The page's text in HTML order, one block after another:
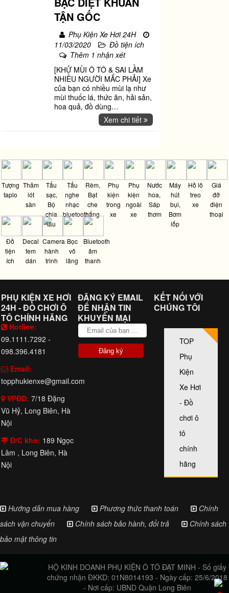
TẬN GỐC
Phụ Kiện Xe Hơi 24H
11/03/2020
Đồ tiện ích
Thêm 1 nhận xét
[KHỬ MÙI Ô TÔ & SAI LẦM
NHIỀU NGƯỜI MẮC PHẢI] Xe
của bạn có nhiều mùi lạ như
mùi thuốc lá, thức ăn, hải sản,
hoa quả, đồ dùng…
Xem chi tiết
Tượng
taplo
Thảm
lót
sàn
Tẩu
sạc,
Bộ
chia
tẩu
Tẩu
nghe
nhạc
bluetooth
Rèm,
Bạt
che
nắng
Phụ
kiện
trong
xe
Phụ
kiện
ngoài
xe
Nước
hoa,
Sáp
thơm
Máy
hút
bụi,
Bơm
lốp
Hồ lô
treo
xe
Giá
đỡ
điện
thoại
Đồ
tiện
ích
Decal
tem
dán
Camera
hành
trình
Bọc
vô
lăng
Bluetooth
âm
thanh
PHỤ KIỆN XE HƠI
24H - ĐỒ CHƠI Ô
TÔ CHÍNH HÃNG
Hotline:
09.1111.7292 -
098.396.4181
Email:
topphukienxe@gmail.com
VPĐD:7/18 Đặng
Vũ Hỷ, Long Biên, Hà
Nội
Đ/C kho: 189 Ngọc
Lâm , Long Biên, Hà
Nội
ĐĂNG KÝ EMAIL
ĐỂ NHẬN TIN
KHUYẾN MẠI
KẾT NỐI VỚI
CHÚNG TÔI
TOP
Phụ
Kiện
Xe Hơi
- Đồ
chơi ô
tô
chính
hãng
Hướng dẫn mua hàng Phương thức thanh toán
Chính
sách vận chuyển
Chính sách bảo hành, đổi trả
Chính sách
bảo mật thông tin
HỘ KINH DOANH PHỤ KIỆN Ô TÔ ĐẠT MINH - Số giấy
chứng nhận ĐKKD: 01N8014193 - Ngày cấp: 25/6/2018
- Nơi cấp: UBND Quận Long Biên